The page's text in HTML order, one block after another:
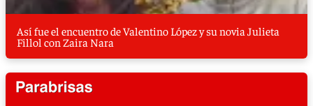
Así fue el encuentro de Valentino López y su novia Julieta
Fillol con Zaira Nara